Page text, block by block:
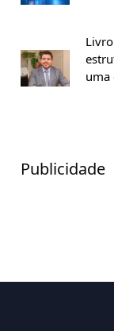
uma
Publicidade